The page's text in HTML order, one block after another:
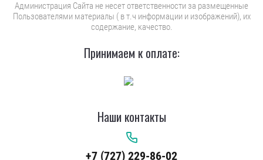
Администрация Сайта не несет ответственности за размещенные
Пользователями материалы ( в т.ч информации и изображений), их
содержание, качество.
Принимаем к оплате:
Наши контакты
+7 (727) 229-86-02